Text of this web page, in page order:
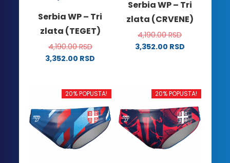
Serbia WP – Tri
zlata (TEGET)
4,190.00RSD
3,352.00 RSD
ima
varijanti.
Opcije
mogu
biti
Serbia WP – Tri
zlata (CRVENE)
4,190.00RSD
3,352.00 RSD
više
varijanti.
Opcije
mogu
biti
izabrane
20% POPUSTA! 20% POPUSTA!